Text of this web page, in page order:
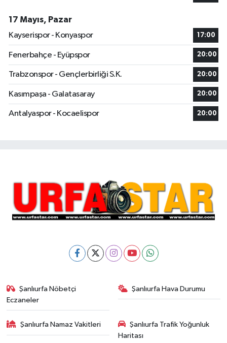
17 Mayıs, Pazar
Kayserispor - Konyaspor
17:00
Fenerbahçe - Eyüpspor 20:00
Trabzonspor - Gençlerbirliği S.K. 20:00
Kasımpaşa - Galatasaray 20:00
Antalyaspor - Kocaelispor 20:00
Şanlıurfa Nöbetçi
Eczaneler
Şanlıurfa Hava Durumu
Şanlıurfa Namaz Vakitleri
Şanlıurfa Trafik Yoğunluk
Haritası